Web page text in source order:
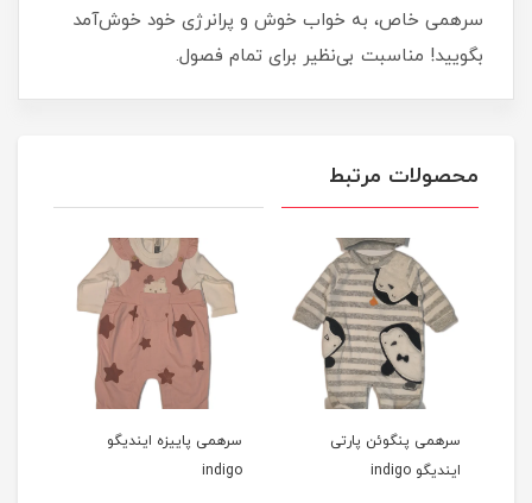
سرهمی خاص، به خواب خوش و پرانرژی خود خوش‌آمد
بگویید! مناسبت بی‌نظیر برای تمام فصول.
محصولات مرتبط
سرهمی پنگوئن پارتی
ایندیگو indigo
سرهمی پاییزه ایندیگو
indigo